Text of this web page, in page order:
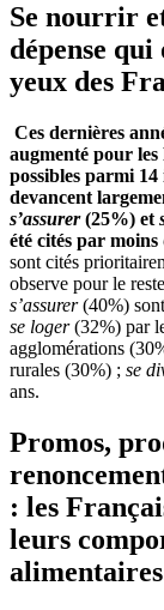
Se nourrir
dépense qui
yeux des
Ces dernières
augmenté pour
possibles parmi 14
devancent
s’assurer(25%) et
été cités par
sont cités
observe pour le
s’assurer(40%)
se loger(32%) par
agglomérations
rurales (30%) ; se
ans.
Promos, p
: les
leurs
alimentaires